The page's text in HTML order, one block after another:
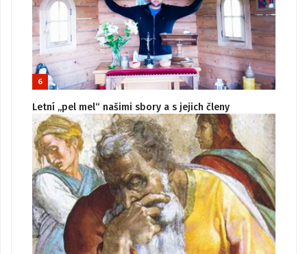
6
Letní „pel mel“ našimi sbory a s jejich členy